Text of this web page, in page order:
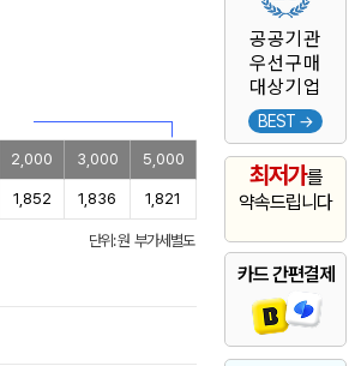
공공기관
우선구매
대상기업
BEST →
최저가를
약속드립니다
카드 간편결제
2,000 3,000 5,000
1,852 1,836 1,821
단위: 원 부가세별도